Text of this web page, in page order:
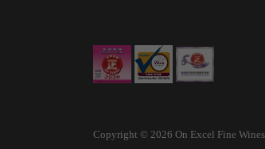
Copyright © 2026 On Excel Fine